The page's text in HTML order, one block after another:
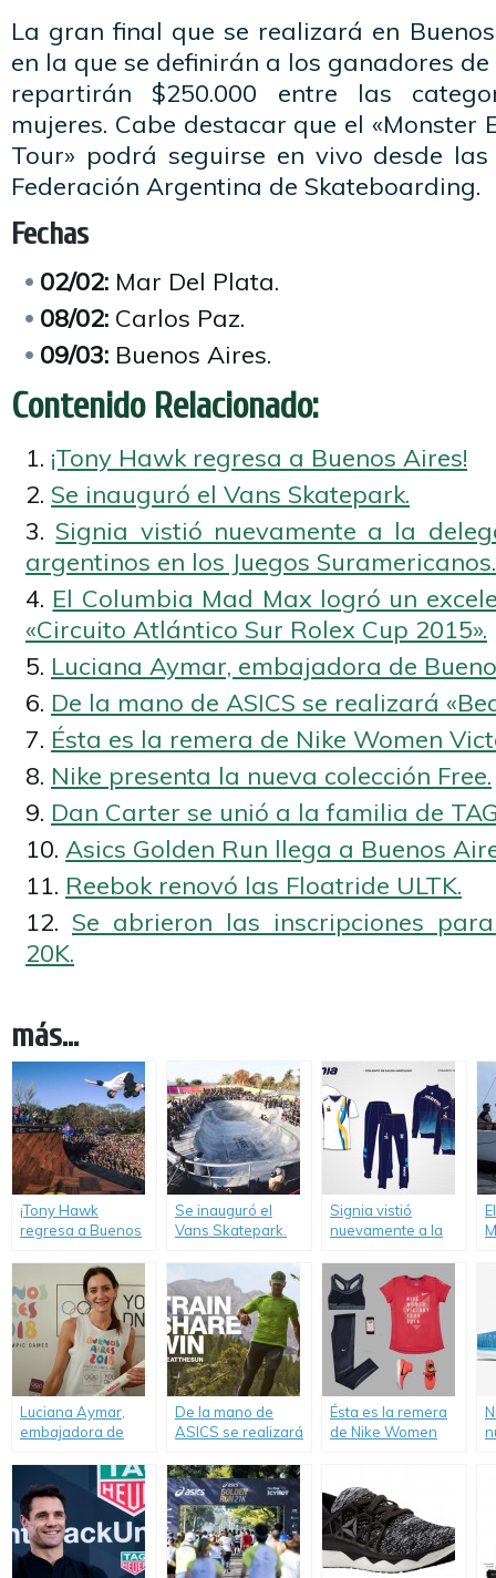
La gran final que se realizará en
en la que se definirán a los ganadores
repartirán $250.000 entre las
mujeres. Cabe destacar que el «Monster
Tour» podrá seguirse en vivo desde
Federación Argentina de Skateboarding.
Fechas
02/02: Mar Del Plata.
08/02: Carlos Paz.
09/03: Buenos Aires.
Contenido Relacionado:
¡Tony Hawk regresa a Buenos Aires!
Se inauguró el Vans Skatepark.
Signia vistió nuevamente a la
argentinos en los Juegos Suramericanos.
El Columbia Mad Max logró un
«Circuito Atlántico Sur Rolex Cup 2015».
Luciana Aymar, embajadora de
De la mano de ASICS se realizará
Ésta es la remera de Nike Women
Nike presenta la nueva colección Free.
Dan Carter se unió a la familia de
Asics Golden Run llega a Buenos
Reebok renovó las Floatride ULTK.
Se abrieron las inscripciones
20K.
más...
¡Tony Hawk
regresa a Buenos
Se inauguró el
Vans Skatepark.
Signia vistió
nuevamente a la
deportistas
argentinos en los
Juegos
Suramericanos.
Luciana Aymar,
embajadora de
De la mano de
ASICS se realizará
Ésta es la remera
de Nike Women